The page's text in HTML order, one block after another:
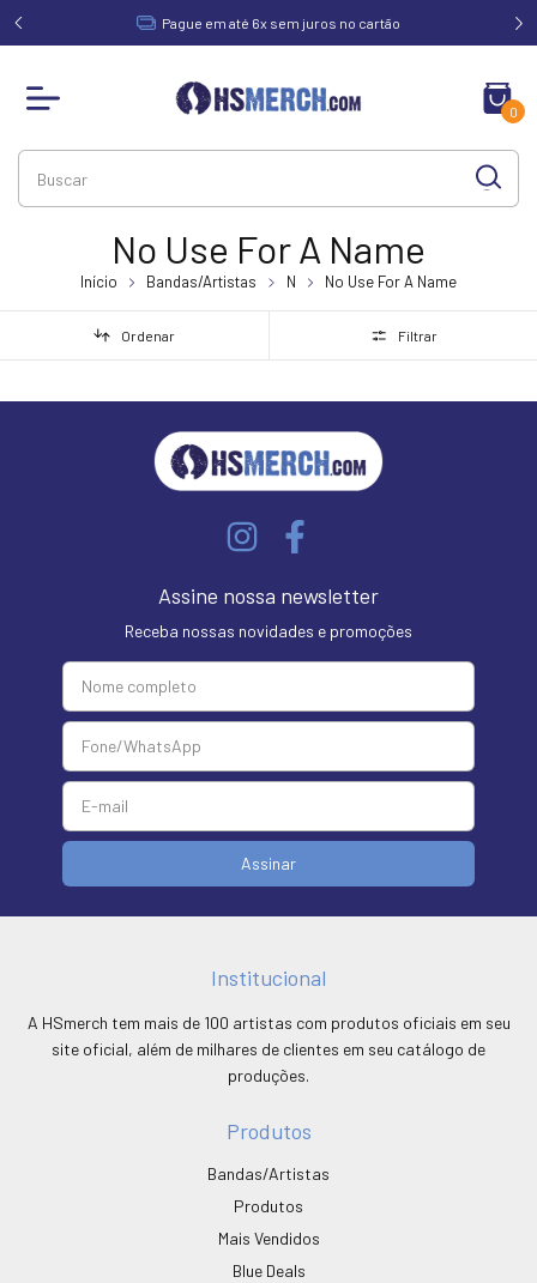
de Pague em até 6x sem juros no cartão
0
No Use For A Name
Início Bandas/Artistas N No Use For A Name
Ordenar Filtrar
Assine nossa newsletter
Receba nossas novidades e promoções
Institucional
A HSmerch tem mais de 100 artistas com produtos oficiais em seu
site oficial, além de milhares de clientes em seu catálogo de
produções.
Produtos
Bandas/Artistas
Produtos
Mais Vendidos
Blue Deals